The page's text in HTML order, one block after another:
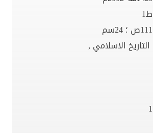
ط1
111ص ؛ 24سم
التاريخ الاسلامي ,
1